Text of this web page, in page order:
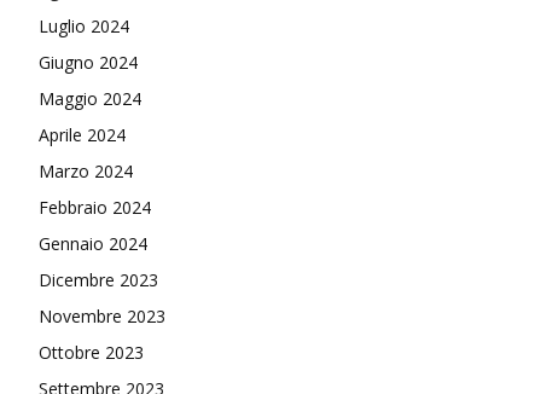
Luglio 2024
Giugno 2024
Maggio 2024
Aprile 2024
Marzo 2024
Febbraio 2024
Gennaio 2024
Dicembre 2023
Novembre 2023
Ottobre 2023
Settembre 2023